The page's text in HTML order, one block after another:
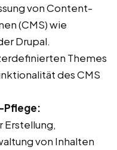
von Content-
(CMS) wie
Drupal.
Themes
des CMS
Pflege:
Erstellung,
von Inhalten